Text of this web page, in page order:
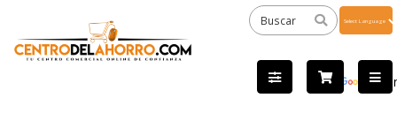
by